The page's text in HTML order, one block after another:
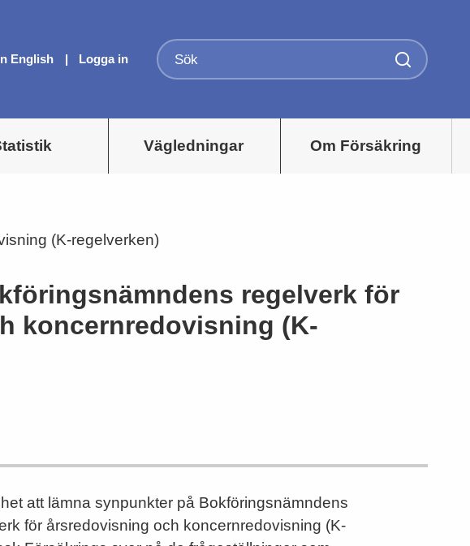
English Logga in
Vägledningar Om Försäkring
(K-regelverken)
regelverk för
koncernredovisning (K-
att lämna synpunkter på Bokföringsnämndens
för årsredovisning och koncernredovisning (K-